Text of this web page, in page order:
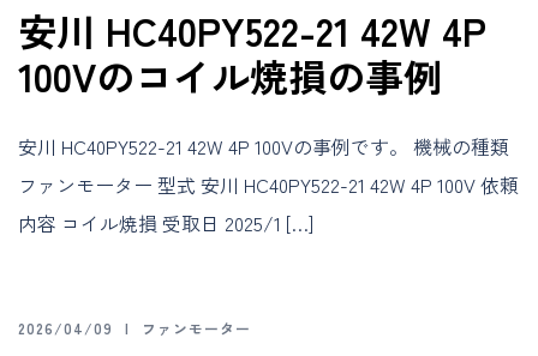
安川 HC40PY522-21 42W 4P
100Vのコイル焼損の事例
安川 HC40PY522-21 42W 4P 100Vの事例です。 機械の種類
ファンモーター 型式 安川 HC40PY522-21 42W 4P 100V 依頼
内容 コイル焼損 受取日 2025/1 […]
2026/04/09 ファンモーター